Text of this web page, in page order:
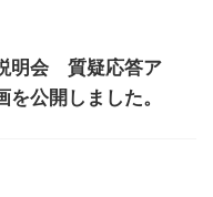
明会 質疑応答ア
公開しました。